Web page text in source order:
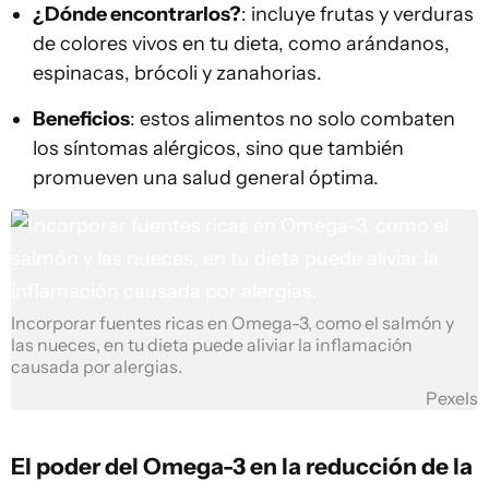
¿Dónde encontrarlos?: incluye frutas y verduras
de colores vivos en tu dieta, como arándanos,
espinacas, brócoli y zanahorias.
Beneficios: estos alimentos no solo combaten
los síntomas alérgicos, sino que también
promueven una salud general óptima.
Incorporar fuentes ricas en Omega-3, como el salmón y
las nueces, en tu dieta puede aliviar la inflamación
causada por alergias.
Pexels
El poder del Omega-3 en la reducción de la